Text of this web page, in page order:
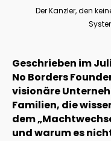
Der Kanzler, den
Geschrieben im
No Borders
visionäre
Familien, die
dem
und warum es